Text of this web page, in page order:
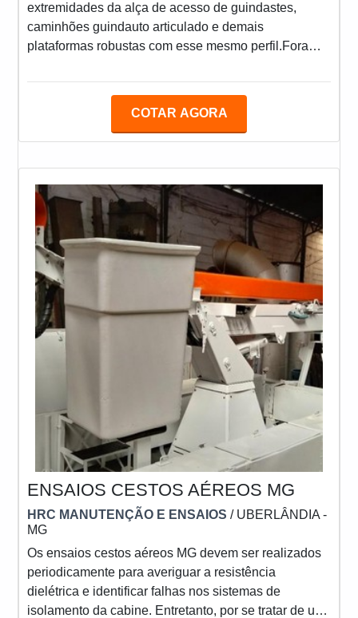
extremidades da alça de acesso de guindastes,
caminhões guindauto articulado e demais
plataformas robustas com esse mesmo perfil.Fora
contra as intempéries, mas também contra a drástica
utilizado. Isto é, em termos de precisão, segurança e
COTAR AGORA
ENSAIOS CESTOS AÉREOS MG
HRC MANUTENÇÃO E ENSAIOS / UBERLÂNDIA -
MG
Os ensaios cestos aéreos MG devem ser realizados
periodicamente para averiguar a resistência
dielétrica e identificar falhas nos sistemas de
isolamento da cabine. Entretanto, por se tratar de um